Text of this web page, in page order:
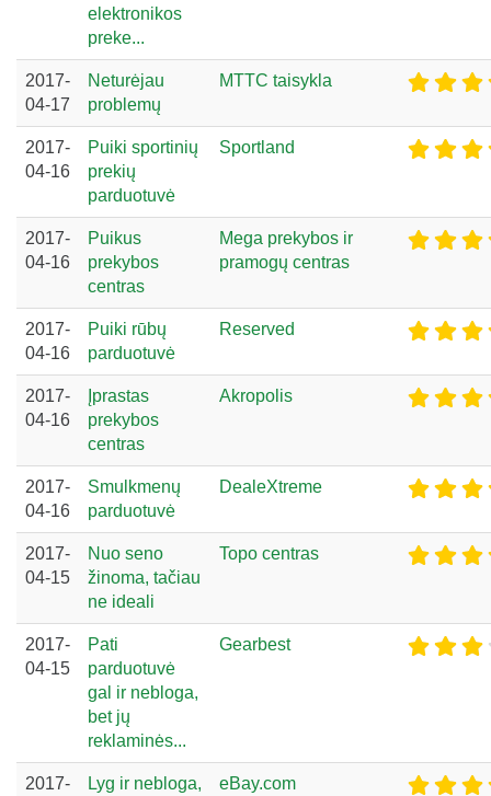
elektronikos
preke...
2017-
04-17
Neturėjau
problemų
MTTC taisykla
2017-
04-16
Puiki sportinių
prekių
parduotuvė
Sportland
2017-
04-16
Puikus
prekybos
centras
Mega prekybos ir
pramogų centras
2017-
04-16
Puiki rūbų
parduotuvė
Reserved
2017-
04-16
Įprastas
prekybos
centras
Akropolis
2017-
04-16
Smulkmenų
parduotuvė
DealeXtreme
2017-
04-15
Nuo seno
žinoma, tačiau
ne ideali
Topo centras
2017-
04-15
Pati
parduotuvė
gal ir nebloga,
bet jų
reklaminės...
Gearbest
2017-
Lyg ir nebloga,
eBay.com